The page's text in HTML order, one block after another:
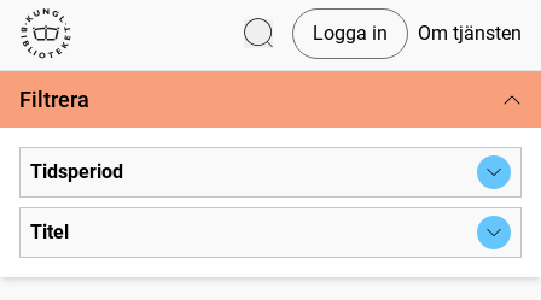
Svenska tidningar
Logga in Om tjänsten
Filtrera
Tidsperiod
Titel